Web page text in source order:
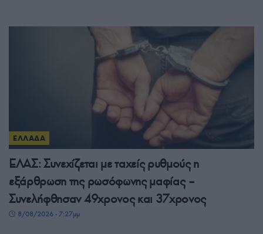
ΕΛΛΑΔΑ
ΕΛΑΣ: Συνεχίζεται με ταχείς ρυθμούς η
εξάρθρωση της ρωσόφωνης μαφίας –
Συνελήφθησαν 49χρονος και 37χρονος
8/08/2026 - 7:27μμ